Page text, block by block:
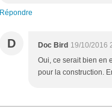
Répondre
D Doc Bird 19/10/2016
Oui, ce serait bien en
pour la construction.